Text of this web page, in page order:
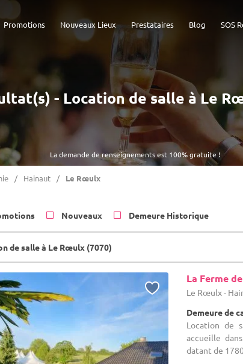
SOS
Blog
Prestataires
Nouveaux Lieux
Promotions
La demande de renseignements est 100% gratuite !
- Location de salle à Le
Hainaut Le Rœulx
Nouveaux Demeure Historique
de salle à Le Rœulx (7070)
La Ferme
Le Rœulx -
Demeure de
Location de
accueille
datant de